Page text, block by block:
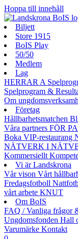
Hoppa till innehåll
Biljett
Store 1915
BoIS Play
50/50
Medlem
Lag
HERRAR A
Spelprogram &
Om
Företag
Hållbarhetsmatchen
Våra partners FÖR
Boka VIP-restaurang
NÄTVERK I
Kommersiellt
Vi är Landskrona
Vår vison Vårt
Fredagsfotboll
vårt arbete KNUT
Om BoIS
FAQ / Vanliga frågor
Ungdomsfonden Hall
Varumärke Kontakt